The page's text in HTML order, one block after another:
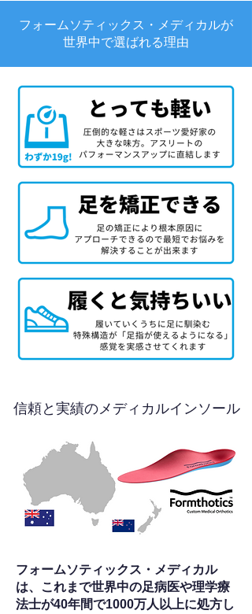
フォームソティックス・メディカルが
世界中で選ばれる理由
信頼と実績のメディカルインソール
フォームソティックス・メディカル
は、これまで世界中の足病医や理学療
法士が40年間で1000万人以上に処方し